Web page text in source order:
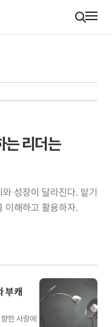
는 리더는
성장이 달라진다. 맡기
이해하고 활용하자.
부캐
한 사랑에